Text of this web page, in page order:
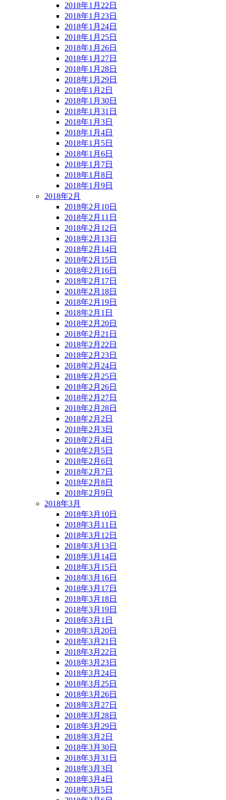
2018年1月22日
2018年1月23日
2018年1月24日
2018年1月25日
2018年1月26日
2018年1月27日
2018年1月28日
2018年1月29日
2018年1月2日
2018年1月30日
2018年1月31日
2018年1月3日
2018年1月4日
2018年1月5日
2018年1月6日
2018年1月7日
2018年1月8日
2018年1月9日
2018年2月
2018年2月10日
2018年2月11日
2018年2月12日
2018年2月13日
2018年2月14日
2018年2月15日
2018年2月16日
2018年2月17日
2018年2月18日
2018年2月19日
2018年2月1日
2018年2月20日
2018年2月21日
2018年2月22日
2018年2月23日
2018年2月24日
2018年2月25日
2018年2月26日
2018年2月27日
2018年2月28日
2018年2月2日
2018年2月3日
2018年2月4日
2018年2月5日
2018年2月6日
2018年2月7日
2018年2月8日
2018年2月9日
2018年3月
2018年3月10日
2018年3月11日
2018年3月12日
2018年3月13日
2018年3月14日
2018年3月15日
2018年3月16日
2018年3月17日
2018年3月18日
2018年3月19日
2018年3月1日
2018年3月20日
2018年3月21日
2018年3月22日
2018年3月23日
2018年3月24日
2018年3月25日
2018年3月26日
2018年3月27日
2018年3月28日
2018年3月29日
2018年3月2日
2018年3月30日
2018年3月31日
2018年3月3日
2018年3月4日
2018年3月5日